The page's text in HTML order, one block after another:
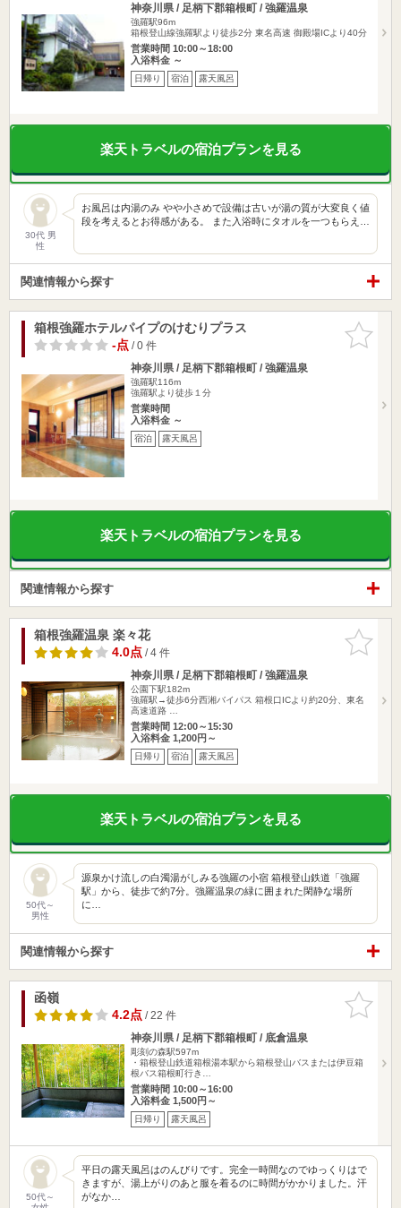
神奈川県 / 足柄下郡箱根町 / 強羅温泉
強羅駅96m
箱根登山線強羅駅より徒歩2分 東名高速 御殿場ICより40分
営業時間 10:00～18:00
入浴料金 ～
日帰り 宿泊 露天風呂
楽天トラベルの宿泊プランを見る
30代 男
性
お風呂は内湯のみ やや小さめで設備は古いが湯の質が大変良く値
段を考えるとお得感がある。 また入浴時にタオルを一つもらえ…
関連情報から探す
お気に入
りに追加
箱根強羅ホテルパイプのけむりプラス
-点/ 0 件
神奈川県 / 足柄下郡箱根町 / 強羅温泉
強羅駅116m
強羅駅より徒歩１分
営業時間
入浴料金 ～
宿泊 露天風呂
楽天トラベルの宿泊プランを見る
関連情報から探す
お気に入
りに追加
箱根強羅温泉 楽々花
4.0点/ 4 件
神奈川県 / 足柄下郡箱根町 / 強羅温泉
公園下駅182m
強羅駅→徒歩6分西湘バイパス 箱根口ICより約20分、東名
高速道路 …
営業時間 12:00～15:30
入浴料金 1,200円～
日帰り 宿泊 露天風呂
楽天トラベルの宿泊プランを見る
50代～
男性
源泉かけ流しの白濁湯がしみる強羅の小宿 箱根登山鉄道「強羅
駅」から、徒歩で約7分。強羅温泉の緑に囲まれた閑静な場所
に…
関連情報から探す
お気に入
りに追加
函嶺
4.2点/ 22 件
神奈川県 / 足柄下郡箱根町 / 底倉温泉
彫刻の森駅597m
・箱根登山鉄道箱根湯本駅から箱根登山バスまたは伊豆箱
根バス箱根町行き…
営業時間 10:00～16:00
入浴料金 1,500円～
日帰り 露天風呂
50代～
平日の露天風呂はのんびりです。完全一時間なのでゆっくりはで
きますが、湯上がりのあと服を着るのに時間がかかりました。汗
がなか…